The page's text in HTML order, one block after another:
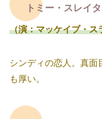
トミー・スレイ
（演：マッケイブ・ス
シンディの恋人。真面
も厚い。